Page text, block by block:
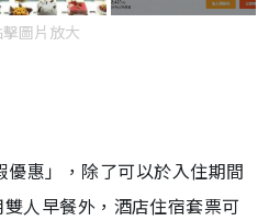
擊圖片放大
惠」，除了可以於入住期間
人早餐外，酒店住宿套票可